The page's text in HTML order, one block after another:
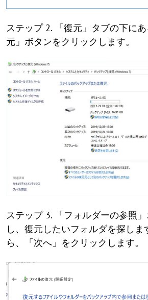
ステップ 2. 「復元」タブの下に
元」ボタンをクリックします。
ステップ 3. 「フォルダーの参照
し、復元したいフォルダを探しま
ら、「次へ」をクリックします。